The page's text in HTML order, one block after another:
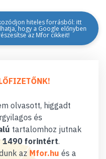
hiteles forrásból: itt
hogy a Google előnyben
az Mfor cikkeit!
olvasott, higgadt
és
tartalomhoz jutnak
1490 forintért.
az Mfor.hu és a